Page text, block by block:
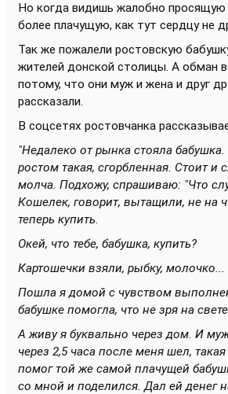
Но когда видишь жалобно просящую
более плачущую, как тут сердцу не
Так же пожалели ростовскую
жителей донской столицы. А обман
потому, что они муж и жена и друг
рассказали.
В соцсетях ростовчанка
"Недалеко от рынка стояла
ростом такая, сгорбленная. Стоит и
молча. Подхожу, спрашиваю: "Что
Кошелек, говорит, вытащили, не на
теперь купить.
Окей, что тебе, бабушка, купить?
Картошечки взяли, рыбку, молочко...
Пошла я домой с чувством
бабушке помогла, что не зря на
А живу я буквально через дом. И
через 2,5 часа после меня шел,
помог той же самой плачущей
со мной и поделился. Дал ей денег